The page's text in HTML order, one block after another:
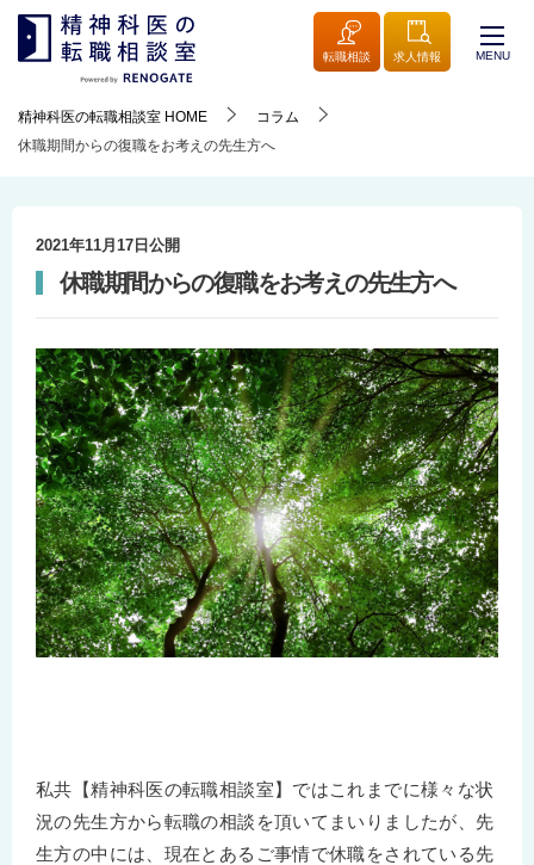
転職相談 求人情報 MENU
精神科医の転職相談室 HOME
コラム
休職期間からの復職をお考えの先生方へ
2021年11月17日 公開
休職期間からの復職をお考えの先生方へ
私共【精神科医の転職相談室】ではこれまでに様々な状
況の先生方から転職の相談を頂いてまいりましたが、先
生方の中には、現在とあるご事情で休職をされている先